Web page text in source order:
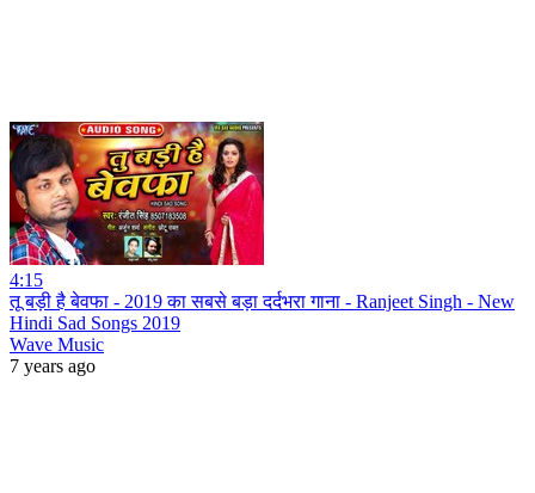
4:15
तू बड़ी है बेवफा - 2019 का सबसे बड़ा दर्दभरा गाना - Ranjeet Singh - New
Hindi Sad Songs 2019
Wave Music
7 years ago